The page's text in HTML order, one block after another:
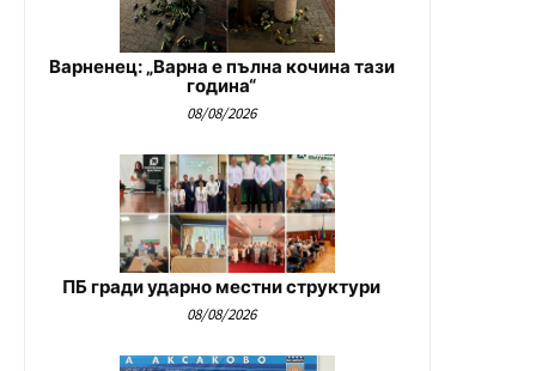
Варненец: „Варна е пълна кочина тази
година“
08/08/2026
ПБ гради ударно местни структури
08/08/2026